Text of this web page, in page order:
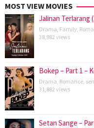
MOST VIEW MOVIES
Jalinan Terlarang
Drama Family
38,982 views
Bokep – Part 1 –
Drama Romance
31,882 views
Setan Sange –